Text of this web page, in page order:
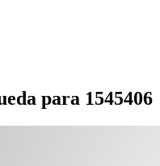
para 1545406